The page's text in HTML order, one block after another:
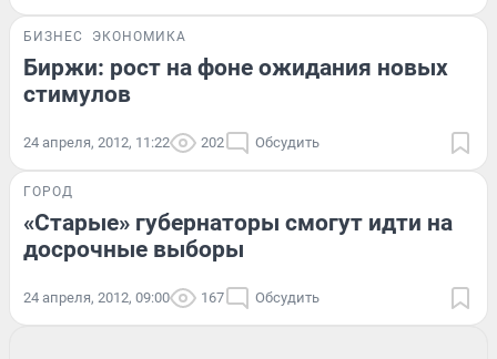
БИЗНЕС ЭКОНОМИКА
Биржи: рост на фоне ожидания новых
стимулов
24 апреля, 2012, 11:22 202 Обсудить
ГОРОД
«Старые» губернаторы смогут идти на
досрочные выборы
24 апреля, 2012, 09:00 167 Обсудить